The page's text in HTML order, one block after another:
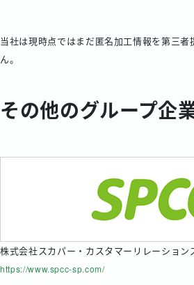
当社は現時点ではまだ匿名加工情報を第三者
ん。
その他のグループ企
株式会社スカパー・カスタマーリレーション
https://www.spcc-sp.com/